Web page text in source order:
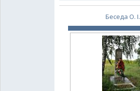
Беседа О. І.